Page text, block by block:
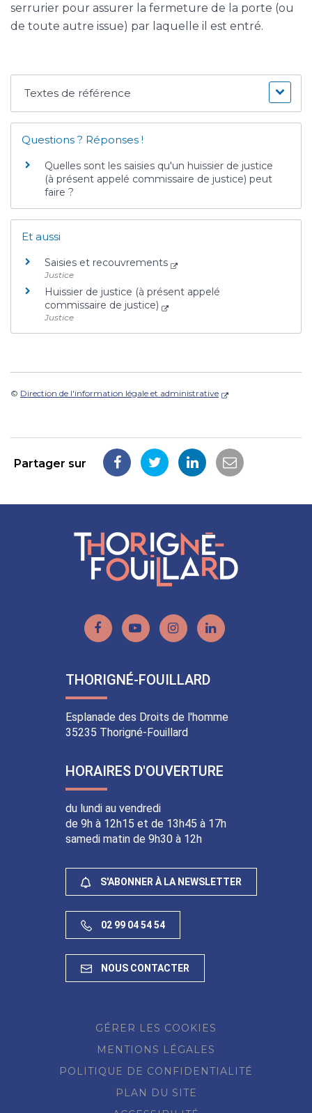
serrurier pour assurer la fermeture de la porte (ou
de toute autre issue) par laquelle il est entré.
Textes de référence
Questions ? Réponses !
Quelles sont les saisies qu'un huissier de justice
(à présent appelé commissaire de justice) peut
faire ?
Et aussi
Saisies et recouvrements
Justice
Huissier de justice (à présent appelé
commissaire de justice)
Justice
© Direction de l'information légale et administrative
Partager sur
PartagerPartagerPartagerPartager
Lien
le
compte
Lien
la
chaîne
Lien
le
compte
Lien
THORIGNÉ-FOUILLARD
Esplanade des Droits de l'homme
35235 Thorigné-Fouillard
HORAIRES D'OUVERTURE
du lundi au vendredi
de 9h à 12h15 et de 13h45 à 17h
samedi matin de 9h30 à 12h
S'ABONNER À LA NEWSLETTER
02 99 04 54 54
NOUS CONTACTER
GÉRER LES COOKIES
MENTIONS LÉGALES
POLITIQUE DE CONFIDENTIALITÉ
PLAN DU SITE